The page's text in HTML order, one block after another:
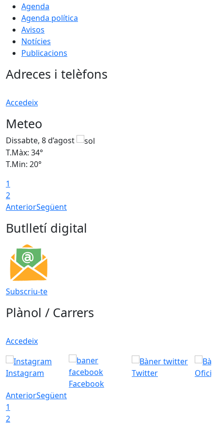
Agenda
Agenda política
Avisos
Notícies
Publicacions
Adreces i telèfons
Accedeix
Meteo
Dissabte, 8 d’agost
T.Màx: 34°
T.Min: 20°
1
2
AnteriorSegüent
Butlletí digital
Subscriu-te
Plànol / Carrers
Accedeix
Instagram
Facebook
Twitter
AnteriorSegüent
1
2